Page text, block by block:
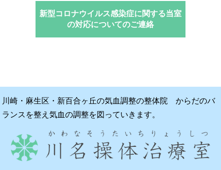
新型コロナウイルス感染症に関する当室
の対応についてのご連絡
川崎・麻生区・新百合ヶ丘の気血調整の整体院 からだのバ
ランスを整え気血の調整を図っていきます。